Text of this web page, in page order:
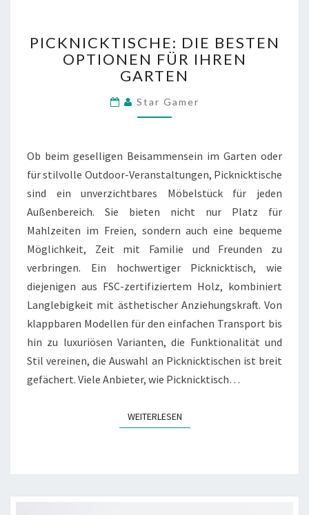
DIE
BESTEN
OPTIONEN
IHREN
GARTEN
PICKNICKTISCHE: DIE BESTEN
OPTIONEN FÜR IHREN
GARTEN
Star Gamer
Ob beim geselligen Beisammensein im Garten oder
für stilvolle Outdoor-Veranstaltungen, Picknicktische
sind ein unverzichtbares Möbelstück für jeden
Außenbereich. Sie bieten nicht nur Platz für
Mahlzeiten im Freien, sondern auch eine bequeme
Möglichkeit, Zeit mit Familie und Freunden zu
verbringen. Ein hochwertiger Picknicktisch, wie
diejenigen aus FSC-zertifiziertem Holz, kombiniert
Langlebigkeit mit ästhetischer Anziehungskraft. Von
klappbaren Modellen für den einfachen Transport bis
hin zu luxuriösen Varianten, die Funktionalität und
Stil vereinen, die Auswahl an Picknicktischen ist breit
gefächert. Viele Anbieter, wie Picknicktisch…
WEITERLESENWEITERLESEN